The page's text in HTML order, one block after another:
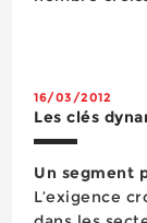
16/03/2012
Les clés
Un segment
L’exigence